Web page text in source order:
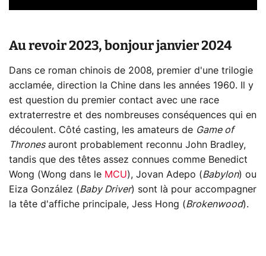
Au revoir 2023, bonjour janvier 2024
Dans ce roman chinois de 2008, premier d'une trilogie
acclamée, direction la Chine dans les années 1960. Il y
est question du premier contact avec une race
extraterrestre et des nombreuses conséquences qui en
découlent. Côté casting, les amateurs de Game of
Thronesauront probablement reconnu John Bradley,
tandis que des têtes assez connues comme Benedict
Wong (Wong dans le MCU), Jovan Adepo (Babylon) ou
Eiza González (Baby Driver) sont là pour accompagner
la tête d'affiche principale, Jess Hong (Brokenwood).